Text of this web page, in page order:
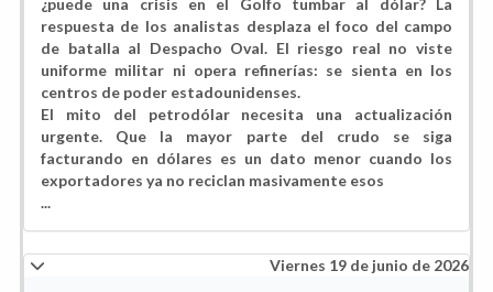
respuesta de los analistas desplaza el foco del campo
de batalla al Despacho Oval. El riesgo real no viste
uniforme militar ni opera refinerías: se sienta en los
centros de poder estadounidenses.
El mito del petrodólar necesita una actualización
urgente. Que la mayor parte del crudo se siga
facturando en dólares es un dato menor cuando los
exportadores ya no reciclan masivamente esos
...
Viernes 19 de junio de 2026